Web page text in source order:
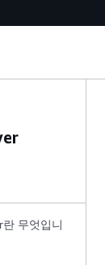
무엇입니